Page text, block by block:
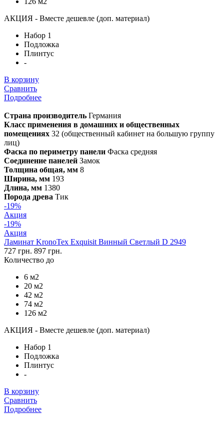
АКЦИЯ - Вместе дешевле (доп. материал)
Набор 1
Подложка
Плинтус
-
В корзину
Сравнить
Подробнее
Страна производитель Германия
Класс применения в домашних и общественных
помещениях 32 (общественный кабинет на большую группу
лиц)
Фаска по периметру панели Фаска средняя
Соединение панелей Замок
Толщина общая, мм 8
Ширина, мм 193
Длина, мм 1380
Порода древа Тик
-19%
Акция
-19%
Акция
Ламинат KronoTex Exquisit Винный Светлый D 2949
727 грн. 897 грн.
Количество до
6 м2
20 м2
42 м2
74 м2
126 м2
АКЦИЯ - Вместе дешевле (доп. материал)
Набор 1
Подложка
Плинтус
-
В корзину
Сравнить
Подробнее